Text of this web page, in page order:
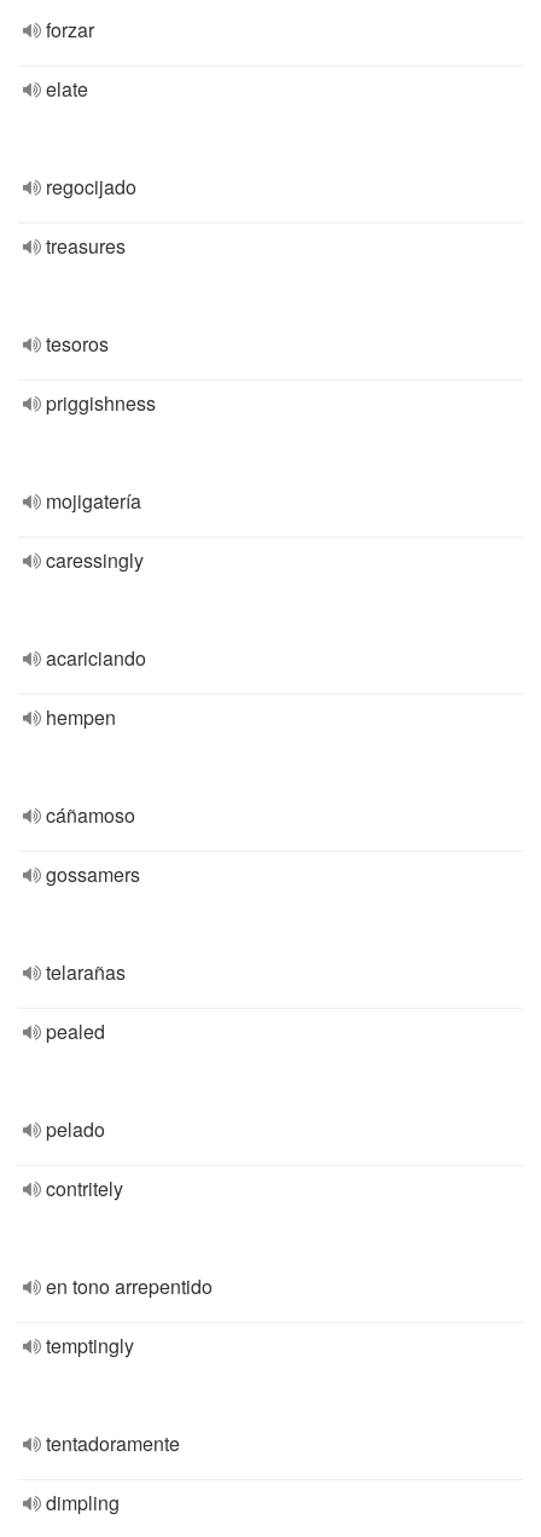
forzar
elate
regocijado
treasures
tesoros
priggishness
mojigatería
caressingly
acariciando
hempen
cáñamoso
gossamers
telarañas
pealed
pelado
contritely
en tono arrepentido
temptingly
tentadoramente
dimpling